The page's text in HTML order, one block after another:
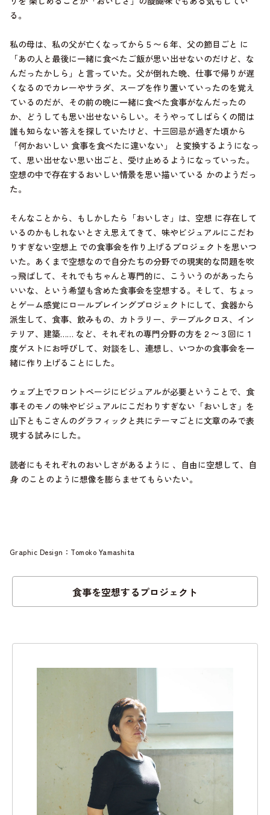
る。
私の母は、私の父が亡くなってから５〜６年、父の節目ごと に
「あの人と最後に一緒に食べたご飯が思い出せないのだけど、な
んだったかしら」と言っていた。父が倒れた晩、仕事で帰りが遅
くなるのでカレーやサラダ、スープを作り置いていったのを覚え
ているのだが、その前の晩に一緒に食べた食事がなんだったの
か、どうしても思い出せないらしい。そうやってしばらくの間は
誰も知らない答えを探していたけど、十三回忌が過ぎた頃から
「何かおいしい 食事を食べたに違いない」 と変換するようになっ
て、思い出せない思い出ごと、受け止めるようになっていった。
空想の中で存在するおいしい情景を思い描いている かのようだっ
た。
そんなことから、もしかしたら「おいしさ」は、空想 に存在して
いるのかもしれないとさえ思えてきて、味やビジュアルにこだわ
りすぎない空想上 での食事会を作り上げるプロジェクトを思いつ
いた。あくまで空想なので自分たちの分野での現実的な問題を吹
っ飛ばして、それでもちゃんと専門的に、こういうのがあったら
いいな、という希望も含めた食事会を空想する。そして、ちょっ
とゲーム感覚にロールプレイングプロジェクトにして、食器から
派生して、食事、飲みもの、カトラリー、テーブルクロス、イン
テリア、建築…… など、それぞれの専門分野の方を２〜３回に１
度ゲストにお呼びして、対談をし、連想し、いつかの食事会を一
緒に作り上げることにした。
ウェブ上でフロントページにビジュアルが必要ということで、食
事そのモノの味やビジュアルにこだわりすぎない「おいしさ」を
山下ともこさんのグラフィックと共にテーマごとに文章のみで表
現する試みにした。
読者にもそれぞれのおいしさがあるように 、自由に空想して、自
身 のことのように想像を膨らませてもらいたい。
Graphic Design：Tomoko Yamashita
食事を空想するプロジェクト